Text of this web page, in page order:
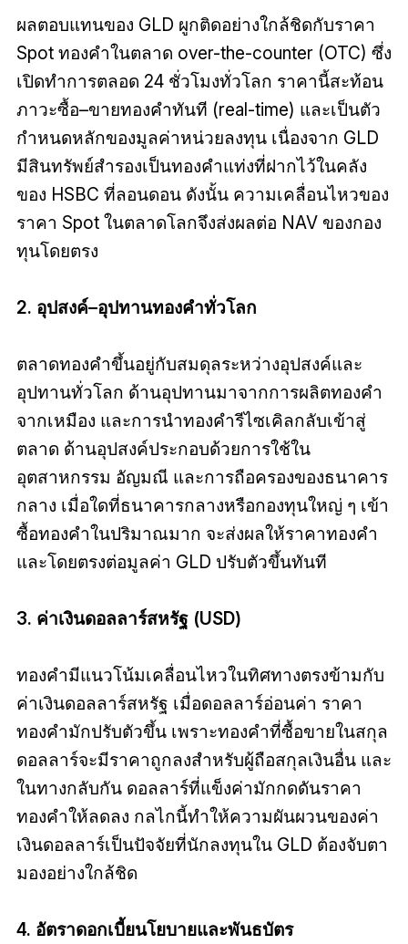
ผลตอบแทนของ GLD ผูกติดอย่างใกล้ชิดกับราคา
Spot ทองคำในตลาด over-the-counter (OTC) ซึ่ง
เปิดทำการตลอด 24 ชั่วโมงทั่วโลก ราคานี้สะท้อน
ภาวะซื้อ–ขายทองคำทันที (real-time) และเป็นตัว
กำหนดหลักของมูลค่าหน่วยลงทุน เนื่องจาก GLD
มีสินทรัพย์สำรองเป็นทองคำแท่งที่ฝากไว้ในคลัง
ของ HSBC ที่ลอนดอน ดังนั้น ความเคลื่อนไหวของ
ราคา Spot ในตลาดโลกจึงส่งผลต่อ NAV ของกอง
ทุนโดยตรง
2. อุปสงค์–อุปทานทองคำทั่วโลก
ตลาดทองคำขึ้นอยู่กับสมดุลระหว่างอุปสงค์และ
อุปทานทั่วโลก ด้านอุปทานมาจากการผลิตทองคำ
จากเหมือง และการนำทองคำรีไซเคิลกลับเข้าสู่
ตลาด ด้านอุปสงค์ประกอบด้วยการใช้ใน
อุตสาหกรรม อัญมณี และการถือครองของธนาคาร
กลาง เมื่อใดที่ธนาคารกลางหรือกองทุนใหญ่ ๆ เข้า
ซื้อทองคำในปริมาณมาก จะส่งผลให้ราคาทองคำ
และโดยตรงต่อมูลค่า GLD ปรับตัวขึ้นทันที
3. ค่าเงินดอลลาร์สหรัฐ (USD)
ทองคำมีแนวโน้มเคลื่อนไหวในทิศทางตรงข้ามกับ
ค่าเงินดอลลาร์สหรัฐ เมื่อดอลลาร์อ่อนค่า ราคา
ทองคำมักปรับตัวขึ้น เพราะทองคำที่ซื้อขายในสกุล
ดอลลาร์จะมีราคาถูกลงสำหรับผู้ถือสกุลเงินอื่น และ
ในทางกลับกัน ดอลลาร์ที่แข็งค่ามักกดดันราคา
ทองคำให้ลดลง กลไกนี้ทำให้ความผันผวนของค่า
เงินดอลลาร์เป็นปัจจัยที่นักลงทุนใน GLD ต้องจับตา
มองอย่างใกล้ชิด
4. อัตราดอกเบี้ยนโยบายและพันธบัตร